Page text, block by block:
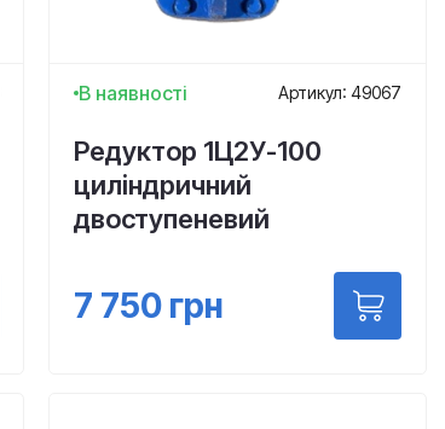
В наявності Артикул: 49067
Редуктор 1Ц2У-100
циліндричний
двоступеневий
7 750 грн